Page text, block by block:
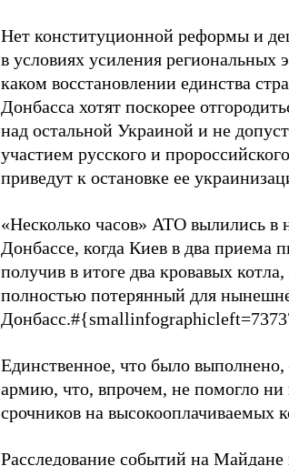
Нет конституционной реформы и
в условиях усиления региональных
каком восстановлении единства
Донбасса хотят поскорее
над остальной Украиной и не
участием русского и
приведут к остановке ее
«Несколько часов» АТО вылились в
Донбассе, когда Киев в два приема
получив в итоге два кровавых
полностью потерянный для
Единственное, что было выполнено,
армию, что, впрочем, не помогло ни
срочников на высокооплачиваемых
Расследование событий на